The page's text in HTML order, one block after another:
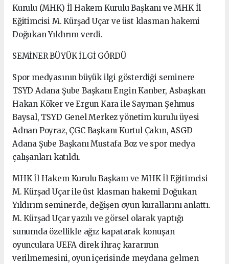
Kurulu (MHK) İl Hakem Kurulu Başkanı ve MHK İl
Eğitimcisi M. Kürşad Uçar ve üst klasman hakemi
Doğukan Yıldırım verdi.
SEMİNER BÜYÜK İLGİ GÖRDÜ
Spor medyasının büyük ilgi gösterdiği seminere
TSYD Adana Şube Başkanı Engin Kanber, Asbaşkan
Hakan Köker ve Ergun Kara ile Sayman Şehmus
Baysal, TSYD Genel Merkez yönetim kurulu üyesi
Adnan Poyraz, ÇGC Başkanı Kurtul Çakın, ASGD
Adana Şube Başkanı Mustafa Boz ve spor medya
çalışanları katıldı.
MHK İl Hakem Kurulu Başkanı ve MHK İl Eğitimcisi
M. Kürşad Uçar ile üst klasman hakemi Doğukan
Yıldırım seminerde, değişen oyun kurallarını anlattı.
M. Kürşad Uçar yazılı ve görsel olarak yaptığı
sunumda özellikle ağız kapatarak konuşan
oyunculara UEFA direk ihraç kararının
verilmemesini, oyun içerisinde meydana gelmen